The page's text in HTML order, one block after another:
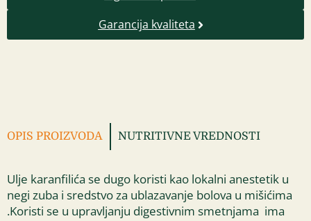
Garancija kvaliteta
OPIS PROIZVODA NUTRITIVNE VREDNOSTI
Ulje karanfilića se dugo koristi kao lokalni anestetik u
negi zuba i sredstvo za ublazavanje bolova u mišićima
.Koristi se u upravljanju digestivnim smetnjama ima